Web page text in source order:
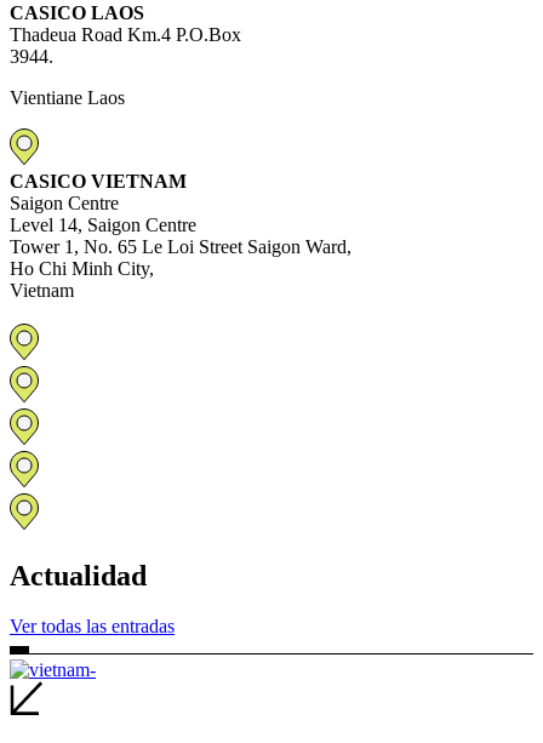
CASICO LAOS
Thadeua Road Km.4 P.O.Box
3944.
Vientiane Laos
CASICO VIETNAM
Saigon Centre
Level 14, Saigon Centre
Tower 1, No. 65 Le Loi Street Saigon Ward,
Ho Chi Minh City,
Vietnam
Actualidad
Ver todas las entradas